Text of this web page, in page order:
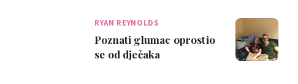
RYAN REYNOLDS
Poznati glumac oprostio
se od dječaka